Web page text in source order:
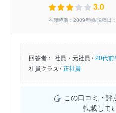
3.0
在籍時期：2009年頃/投稿日
回答者： 社員・元社員 / 20代前
社員クラス / 正社員
この口コミ・評
転載して